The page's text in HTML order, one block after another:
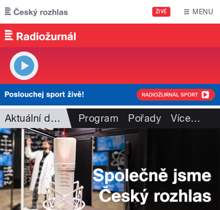
Přejít k hlavnímu obsahu
ŽIVĚ MENU
Aktuální dění Program Pořady Více…